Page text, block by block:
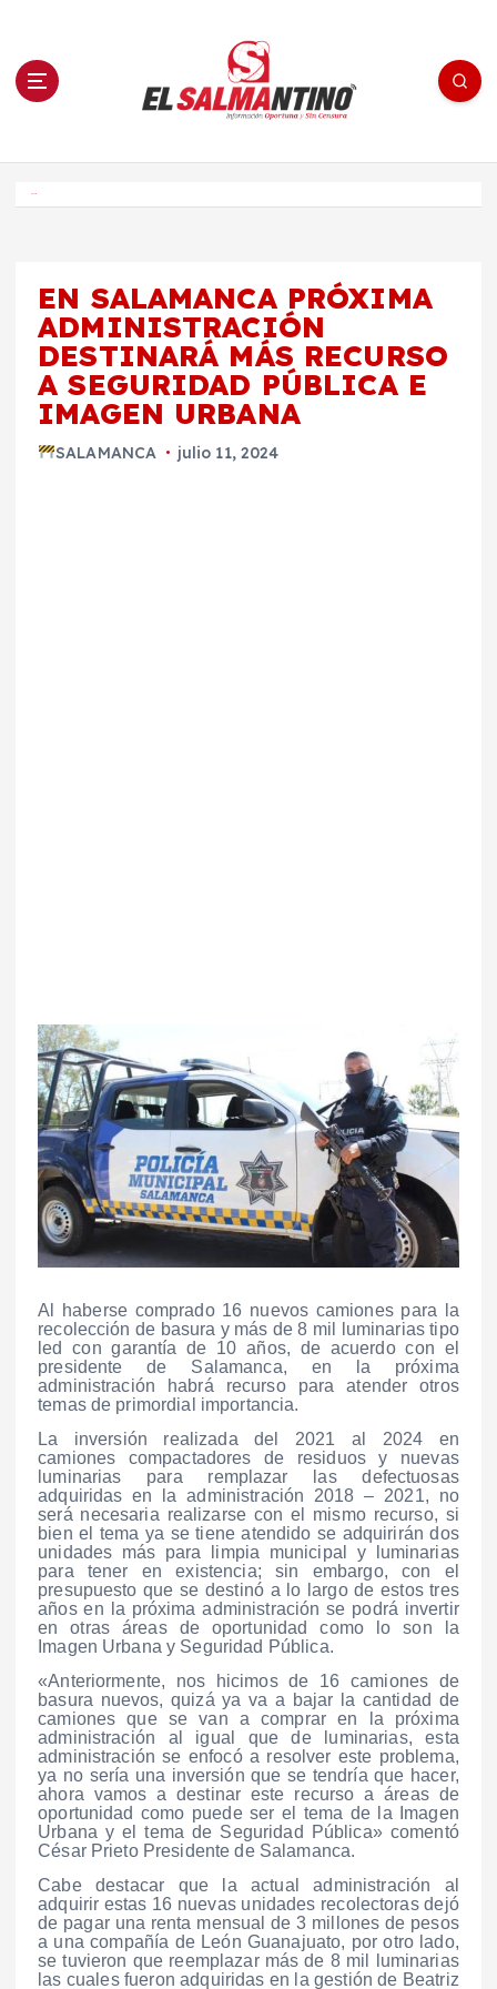
n El Salmantino - medios/noticias/editorial
EN SALAMANCA PRÓXIMA
ADMINISTRACIÓN
DESTINARÁ MÁS RECURSO
A SEGURIDAD PÚBLICA E
IMAGEN URBANA
SALAMANCA julio 11, 2024
Al haberse comprado 16 nuevos camiones para la
recolección de basura y más de 8 mil luminarias tipo
led con garantía de 10 años, de acuerdo con el
presidente de Salamanca, en la próxima
administración habrá recurso para atender otros
temas de primordial importancia.
La inversión realizada del 2021 al 2024 en
camiones compactadores de residuos y nuevas
luminarias para remplazar las defectuosas
adquiridas en la administración 2018 – 2021, no
será necesaria realizarse con el mismo recurso, si
bien el tema ya se tiene atendido se adquirirán dos
unidades más para limpia municipal y luminarias
para tener en existencia; sin embargo, con el
presupuesto que se destinó a lo largo de estos tres
años en la próxima administración se podrá invertir
en otras áreas de oportunidad como lo son la
Imagen Urbana y Seguridad Pública.
«Anteriormente, nos hicimos de 16 camiones de
basura nuevos, quizá ya va a bajar la cantidad de
camiones que se van a comprar en la próxima
administración al igual que de luminarias, esta
administración se enfocó a resolver este problema,
ya no sería una inversión que se tendría que hacer,
ahora vamos a destinar este recurso a áreas de
oportunidad como puede ser el tema de la Imagen
Urbana y el tema de Seguridad Pública» comentó
César Prieto Presidente de Salamanca.
Cabe destacar que la actual administración al
adquirir estas 16 nuevas unidades recolectoras dejó
de pagar una renta mensual de 3 millones de pesos
a una compañía de León Guanajuato, por otro lado,
se tuvieron que reemplazar más de 8 mil luminarias
las cuales fueron adquiridas en la gestión de Beatriz